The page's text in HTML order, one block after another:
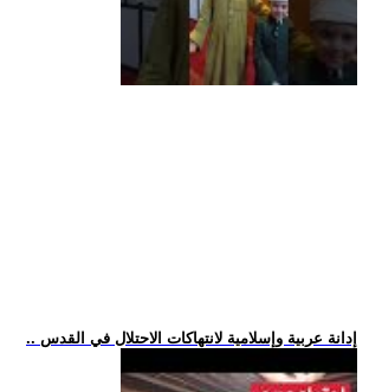
.. إدانة عربية وإسلامية لانتهاكات الاحتلال في القدس